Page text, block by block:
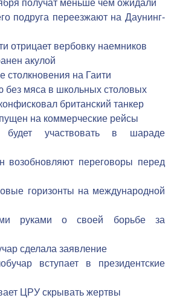
получат меньше чем ожидали
подруга переезжают на Даунинг-
отрицает вербовку наемников
акулой
столкновения на Гаити
без мяса в школьных столовых
британский танкер
на коммерческие рейсы
участвовать в шараде
возобновляют переговоры перед
горизонты на международной
руками о своей борьбе за
сделала заявление
вступает в президентские
ЦРУ скрывать жертвы